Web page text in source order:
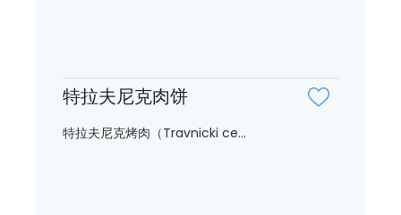
特拉夫尼克肉饼
特拉夫尼克烤肉（Travnicki ce...